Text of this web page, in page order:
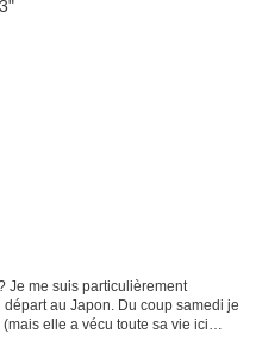
Je me suis particulièrement
au Japon. Du coup samedi je
elle a vécu toute sa vie ici